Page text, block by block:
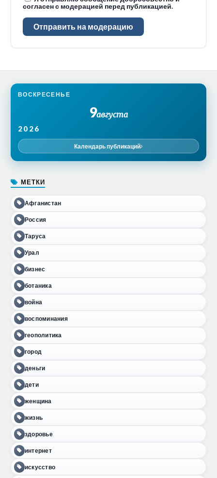
согласен с модерацией перед публикацией.
Отправить на модерацию
ВОСКРЕСЕНЬЕ
9августа
2026
Календарь публикаций
МЕТКИ
Афганистан
Россия
Таруса
Урал
бизнес
ботаника
война
воспоминания
геополитика
город
деньги
дети
женщина
жизнь
здоровье
интернет
искусство